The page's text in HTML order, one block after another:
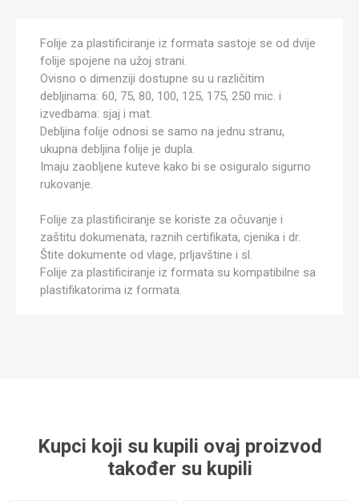
Folije za plastificiranje iz formata sastoje se od dvije
folije spojene na užoj strani.
Ovisno o dimenziji dostupne su u različitim
debljinama: 60, 75, 80, 100, 125, 175, 250 mic. i
izvedbama: sjaj i mat.
Debljina folije odnosi se samo na jednu stranu,
ukupna debljina folije je dupla.
Imaju zaobljene kuteve kako bi se osiguralo sigurno
rukovanje.
Folije za plastificiranje se koriste za očuvanje i
zaštitu dokumenata, raznih certifikata, cjenika i dr.
Štite dokumente od vlage, prljavštine i sl.
Folije za plastificiranje iz formata su kompatibilne sa
plastifikatorima iz formata.
Kupci koji su kupili ovaj proizvod
također su kupili